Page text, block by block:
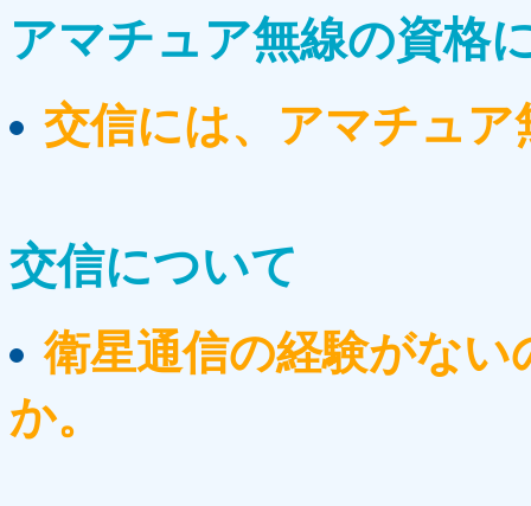
アマチュア無線の資格
交信には、アマチュ
交信について
衛星通信の経験がな
か。